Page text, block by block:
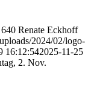
640 Renate Eckhoff
2024/02/logo-
16:12:542025-11-25
2. Nov.